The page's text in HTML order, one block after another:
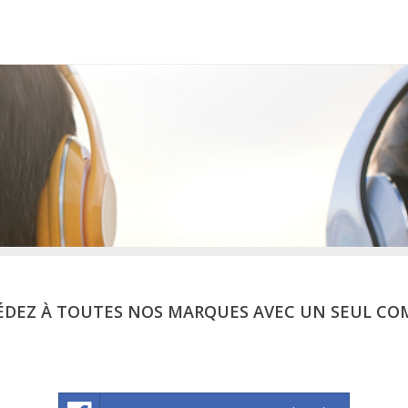
À TOUTES NOS MARQUES AVEC UN SEUL